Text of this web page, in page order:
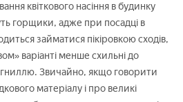
квіткового насіння в будинку
горщики, адже при посадці в
займатися пікіровкою сходів,
варіанті менше схильні до
Звичайно, якщо говорити
матеріалу і про великі